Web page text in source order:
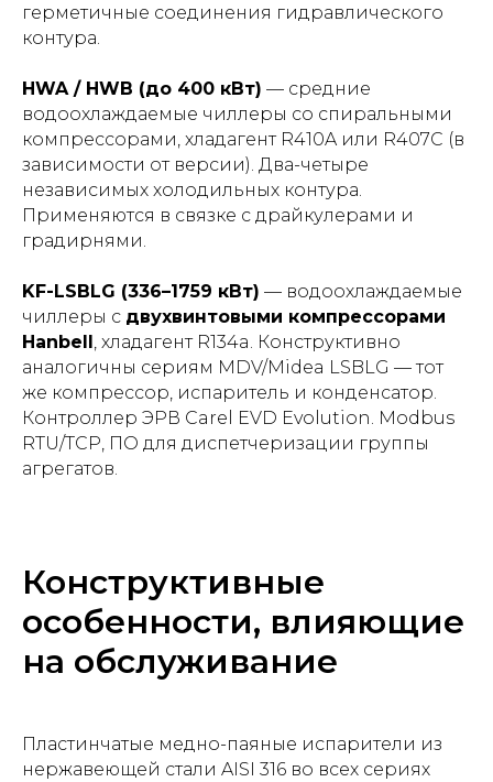
герметичные соединения гидравлического
контура.
HWA / HWB (до 400 кВт) — средние
водоохлаждаемые чиллеры со спиральными
компрессорами, хладагент R410A или R407C (в
зависимости от версии). Два-четыре
независимых холодильных контура.
Применяются в связке с драйкулерами и
градирнями.
KF-LSBLG (336–1759 кВт) — водоохлаждаемые
чиллеры с двухвинтовыми компрессорами
Hanbell , хладагент R134a. Конструктивно
аналогичны сериям MDV/Midea LSBLG — тот
же компрессор, испаритель и конденсатор.
Контроллер ЭРВ Carel EVD Evolution. Modbus
RTU/TCP, ПО для диспетчеризации группы
агрегатов.
Конструктивные
особенности, влияющие
на обслуживание
Пластинчатые медно-паяные испарители из
нержавеющей стали AISI 316 во всех сериях